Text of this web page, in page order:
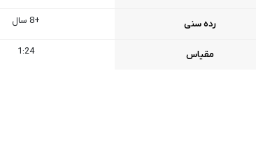
رده سنی +8 سال
مقیاس 1:24